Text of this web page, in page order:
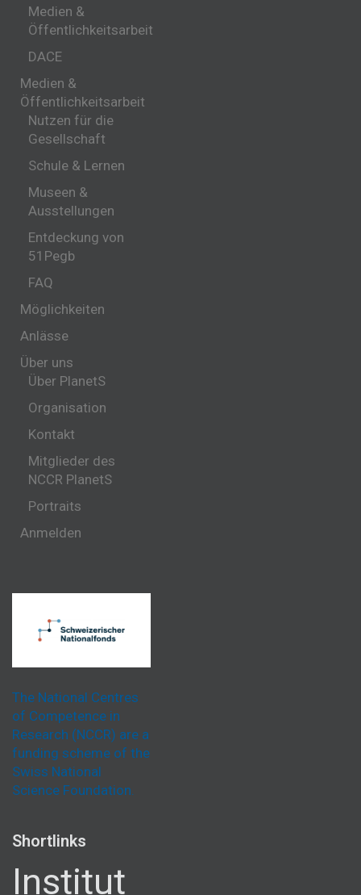
Medien &
Öffentlichkeitsarbeit
DACE
Medien &
Öffentlichkeitsarbeit
Nutzen für die
Gesellschaft
Schule & Lernen
Museen &
Ausstellungen
Entdeckung von
51Pegb
FAQ
Möglichkeiten
Anlässe
Über uns
Über PlanetS
Organisation
Kontakt
Mitglieder des
NCCR PlanetS
Portraits
Anmelden
The National Centres
of Competence in
Research (NCCR) are a
funding scheme of the
Swiss National
Science Foundation.
Shortlinks
Institut